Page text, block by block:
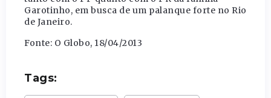
Garotinho, em busca de um palanque forte no Rio
de Janeiro.
Fonte: O Globo, 18/04/2013
Tags: